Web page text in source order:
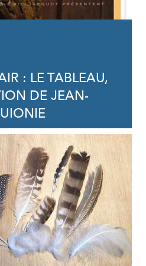
: LE TABLEAU,
DE JEAN-